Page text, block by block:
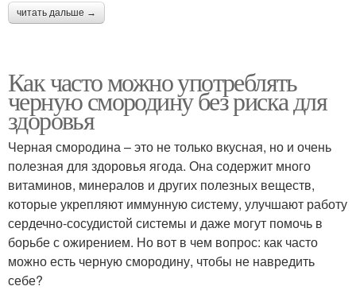
читать дальше →
Как часто можно употреблять
черную смородину без риска для
здоровья
Черная смородина – это не только вкусная, но и очень
полезная для здоровья ягода. Она содержит много
витаминов, минералов и других полезных веществ,
которые укрепляют иммунную систему, улучшают работу
сердечно-сосудистой системы и даже могут помочь в
борьбе с ожирением. Но вот в чем вопрос: как часто
можно есть черную смородину, чтобы не навредить
себе?